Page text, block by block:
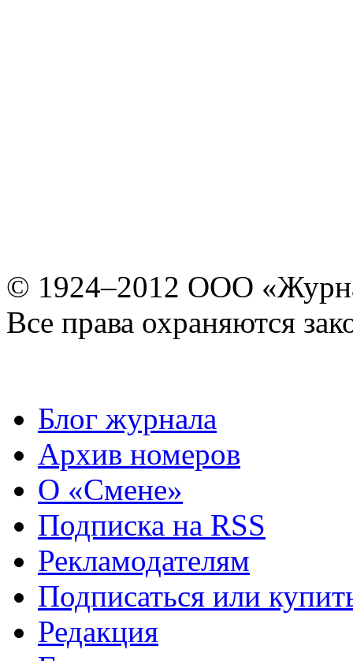
© 1924–2012 ООО
Все права охраняются
Блог журнала
Архив номеров
О «Смене»
Подписка на RSS
Рекламодателям
Подписаться или
Редакция